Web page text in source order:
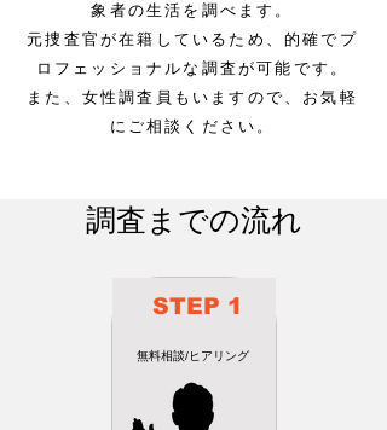
象者の生活を調べます。
元捜査官が在籍しているため、的確でプ
ロフェッショナルな調査が可能です。
また、女性調査員もいますので、お気軽
にご相談ください。
調査までの流れ
​STEP 1
​無料相談/ヒアリング